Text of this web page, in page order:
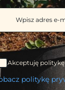
x 30
21 cm,
1.85
Akceptuję
politykę